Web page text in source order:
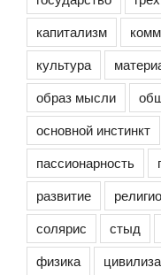
капитализм
культура
образ мысли
основной инстинкт
пассионарность
развитие
солярис
стыд
физика